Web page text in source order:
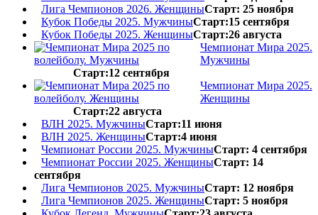
Лига Чемпионов 2026. ЖенщиныСтарт: 25 ноября
Кубок Победы 2025. МужчиныСтарт:15 сентября
Кубок Победы 2025. ЖенщиныСтарт:26 августа
Чемпионат Мира 2025.
Мужчины
Старт:12 сентября
Чемпионат Мира 2025.
Женщины
Старт:22 августа
ВЛН 2025. МужчиныСтарт:11 июня
ВЛН 2025. ЖенщиныСтарт:4 июня
Чемпионат России 2025. МужчиныСтарт: 4 сентября
Чемпионат России 2025. ЖенщиныСтарт: 14
сентября
Лига Чемпионов 2025. МужчиныСтарт: 12 ноября
Лига Чемпионов 2025. ЖенщиныСтарт: 5 ноября